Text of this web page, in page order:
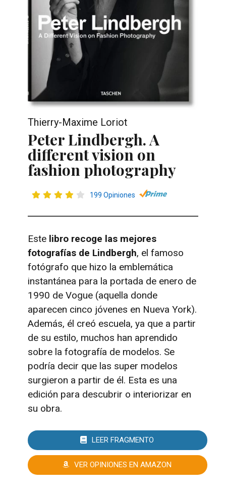
Thierry-Maxime Loriot
Peter Lindbergh. A
different vision on
fashion photography
199 Opiniones
Este libro recoge las mejores
fotografías de Lindbergh, el famoso
fotógrafo que hizo la emblemática
instantánea para la portada de enero de
1990 de Vogue (aquella donde
aparecen cinco jóvenes en Nueva York).
Además, él creó escuela, ya que a partir
de su estilo, muchos han aprendido
sobre la fotografía de modelos. Se
podría decir que las super modelos
surgieron a partir de él. Esta es una
edición para descubrir o interiorizar en
su obra.
LEER FRAGMENTO
VER OPINIONES EN AMAZON